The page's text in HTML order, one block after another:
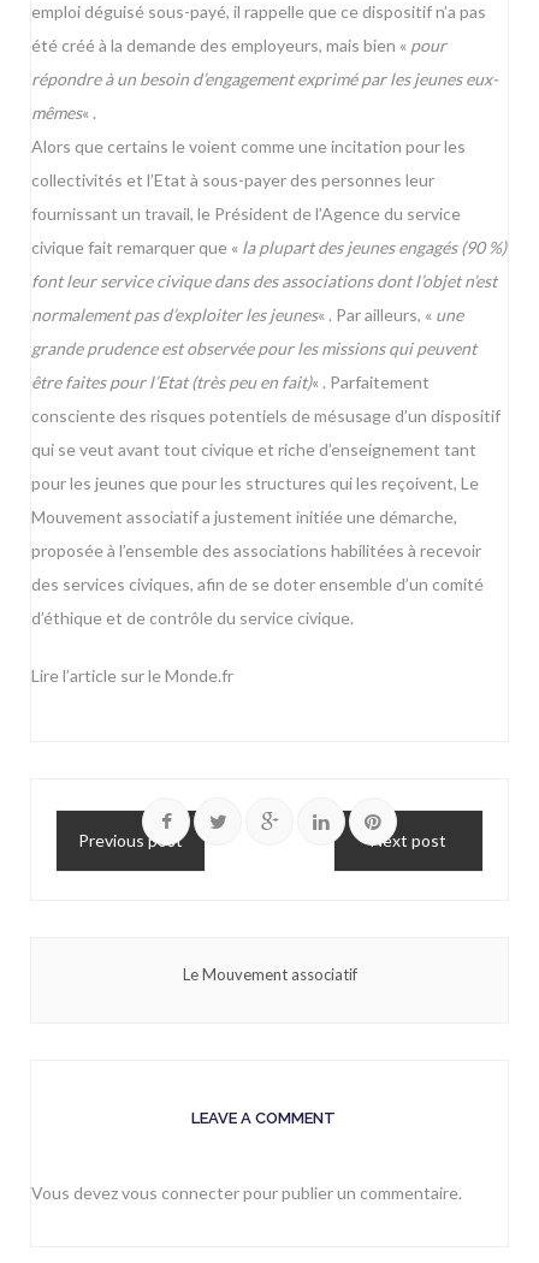
emploi déguisé sous-payé, il rappelle que ce dispositif n’a pas
été créé à la demande des employeurs, mais bien « pour
répondre à un besoin d’engagement exprimé par les jeunes eux-
mêmes« .
Alors que certains le voient comme une incitation pour les
collectivités et l’Etat à sous-payer des personnes leur
fournissant un travail, le Président de l’Agence du service
civique fait remarquer que « la plupart des jeunes engagés (90 %)
font leur service civique dans des associations dont l’objet n’est
normalement pas d’exploiter les jeunes« . Par ailleurs, « une
grande prudence est observée pour les missions qui peuvent
être faites pour l’Etat (très peu en fait)« . Parfaitement
consciente des risques potentiels de mésusage d’un dispositif
qui se veut avant tout civique et riche d’enseignement tant
pour les jeunes que pour les structures qui les reçoivent, Le
Mouvement associatif a justement initiée une démarche,
proposée à l’ensemble des associations habilitées à recevoir
des services civiques, afin de se doter ensemble d’un comité
d’éthique et de contrôle du service civique.
Lire l’article sur le Monde.fr
Previous post Next post
Le Mouvement associatif
LEAVE A COMMENT
Vous devezvous connecterpour publier un commentaire.